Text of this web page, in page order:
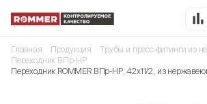
Главная Продукция
Трубы и пресс-фитинги из
Переходник ВПр-НР
Переходник ROMMER ВПр-НР, 42х11/2, из